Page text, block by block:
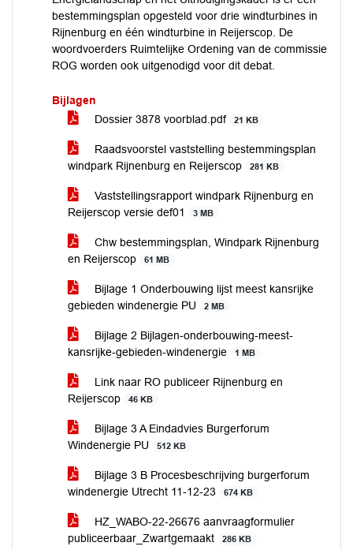
bestemmingsplan opgesteld voor drie windturbines in
Rijnenburg en één windturbine in Reijerscop. De
woordvoerders Ruimtelijke Ordening van de commissie
ROG worden ook uitgenodigd voor dit debat.
Bijlagen
Dossier 3878 voorblad.pdf
21 KB
Raadsvoorstel vaststelling bestemmingsplan
windpark Rijnenburg en Reijerscop
281 KB
Vaststellingsrapport windpark Rijnenburg en
Reijerscop versie def01
3 MB
Chw bestemmingsplan, Windpark Rijnenburg
en Reijerscop
61 MB
Bijlage 1 Onderbouwing lijst meest kansrijke
gebieden windenergie PU
2 MB
Bijlage 2 Bijlagen-onderbouwing-meest-
kansrijke-gebieden-windenergie
1 MB
Link naar RO publiceer Rijnenburg en
Reijerscop
46 KB
Bijlage 3 A Eindadvies Burgerforum
Windenergie PU
512 KB
Bijlage 3 B Procesbeschrijving burgerforum
windenergie Utrecht 11-12-23
674 KB
HZ_WABO-22-26676 aanvraagformulier
publiceerbaar_Zwartgemaakt
286 KB